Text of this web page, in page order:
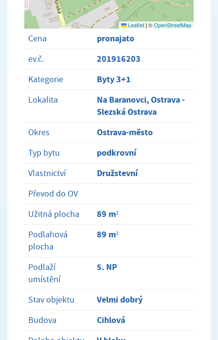
Leaflet | ©OpenStreetMap
Cena pronajato
ev.č. 201916203
Kategorie Byty 3+1
Lokalita
Na Baranovci, Ostrava -
Slezská Ostrava
Okres Ostrava-město
Typ bytu podkrovní
Vlastnictví Družstevní
Převod do OV
Užitná plocha
89 m²
Podlahová
plocha
89 m²
Podlaží
umístění
5. NP
Stav objektu Velmi dobrý
Budova Cihlová